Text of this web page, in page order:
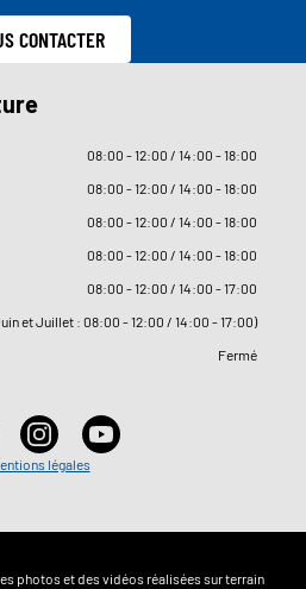
CONTACTER
08:00 - 12:00 / 14:00 - 18:00
08:00 - 12:00 / 14:00 - 18:00
08:00 - 12:00 / 14:00 - 18:00
08:00 - 12:00 / 14:00 - 18:00
08:00 - 12:00 / 14:00 - 17:00
et Juillet : 08:00 - 12:00 / 14:00 - 17:00)
Fermé
légales
photos et des vidéos réalisées sur terrain